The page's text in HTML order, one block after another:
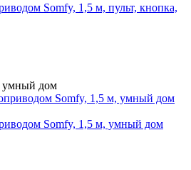
Somfy, 1,5 м, пульт, кнопка,
умный дом
Somfy, 1,5 м, умный дом